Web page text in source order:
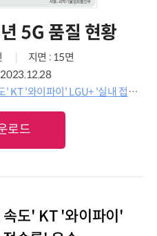
5G 품질 현황
지면 : 15면
2023.12.28
'와이파이' LGU+ '실내 접속률' 우수
로드
도' KT '와이파이'